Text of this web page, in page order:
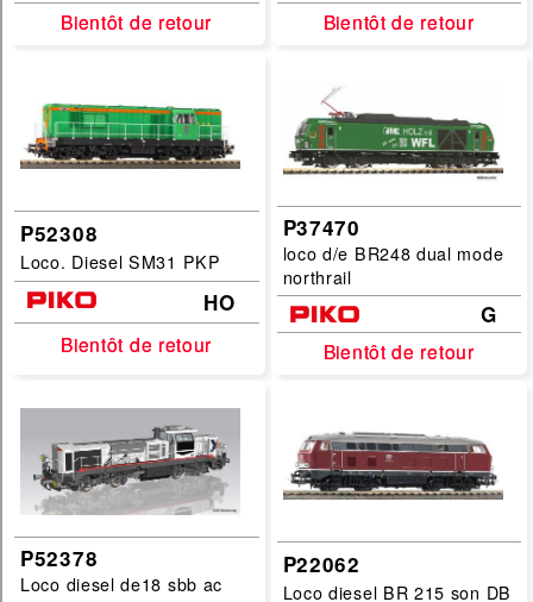
Bientôt de retour
Bientôt de retour Bientôt de retour
Bientôt de retour
P52308
Loco. Diesel SM31 PKP
HO
Bientôt de retour
Bientôt de retour
P37470
loco d/e BR248 dual mode
northrail
G
Bientôt de retour
Bientôt de retour
P52378
Loco diesel de18 sbb ac
P22062
Loco diesel BR 215 son DB